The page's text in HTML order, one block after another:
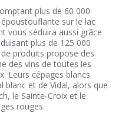
plus de 60 000
sur le lac
vous séduira aussi grâce
plus de 125 000
produits propose des
des vins de toutes les
Leurs cépages blancs
blanc et de Vidal, alors que
le Sainte-Croix et le
rouges.